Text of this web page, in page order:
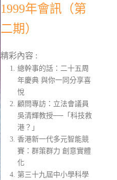
1999年會訊（第
二期）
精彩內容 :
總幹事的話：二十五周
年慶典 與你一同分享喜
悅
顧問專訪：立法會議員
吳清輝教授──「科技救
港？」
香港新一代多元智能競
賽：群策群力 創意實體
化
第三十九屆中小學科學